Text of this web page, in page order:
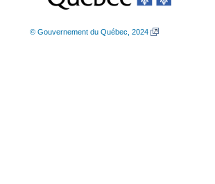
© Gouvernement du Québec, 2024